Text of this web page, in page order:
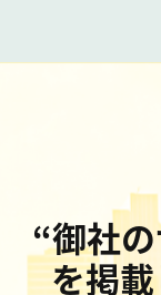
“御社
を掲